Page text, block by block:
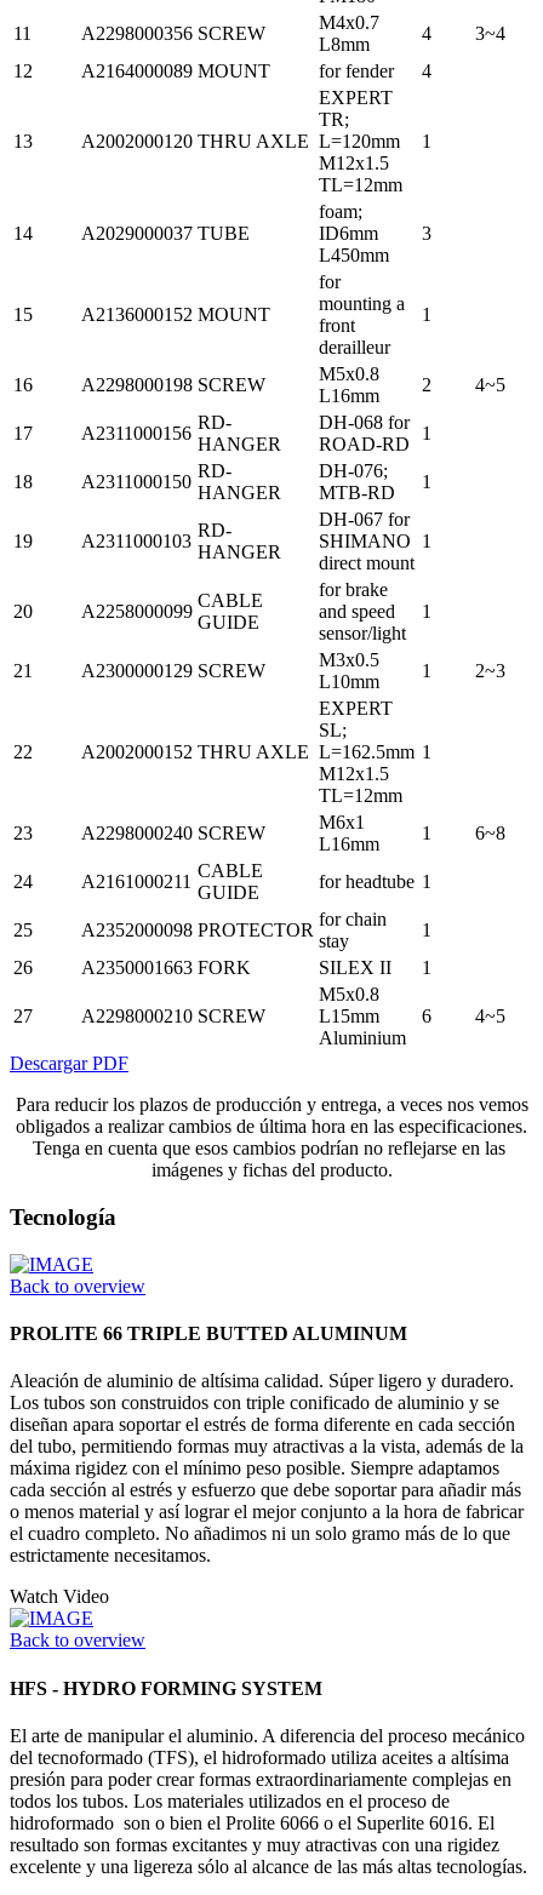
11
A2298000356 SCREW
M4x0.7
L8mm
4
3~4
12
A2164000089 MOUNT for fender 4
13 A2002000120 THRU AXLE
EXPERT
TR;
L=120mm
M12x1.5
TL=12mm
1
14 A2029000037 TUBE
foam;
ID6mm
L450mm
3
15 A2136000152 MOUNT
for
mounting a
front
derailleur
1
16 A2298000198 SCREW
M5x0.8
L16mm
2 4~5
17 A2311000156
RD-
HANGER
DH-068 for
ROAD-RD
1
18 A2311000150
RD-
HANGER
DH-076;
MTB-RD
1
19 A2311000103
RD-
HANGER
DH-067 for
SHIMANO
direct mount
1
20 A2258000099
CABLE
GUIDE
for brake
and speed
sensor/light
1
21 A2300000129 SCREW
M3x0.5
L10mm
1 2~3
22 A2002000152 THRU AXLE
EXPERT
SL;
L=162.5mm
M12x1.5
TL=12mm
1
23 A2298000240 SCREW
M6x1
L16mm
1 6~8
24 A2161000211
CABLE
GUIDE
for headtube 1
25 A2352000098 PROTECTOR
for chain
stay
1
26
A2350001663 FORK SILEX II 1
27 A2298000210 SCREW
M5x0.8
L15mm
Aluminium
6 4~5
Descargar PDF
Para reducir los plazos de producción y entrega, a veces nos vemos
obligados a realizar cambios de última hora en las especificaciones.
Tenga en cuenta que esos cambios podrían no reflejarse en las
imágenes y fichas del producto.
Tecnología
Back to overview
PROLITE 66 TRIPLE BUTTED ALUMINUM
Aleación de aluminio de altísima calidad. Súper ligero y duradero.
Los tubos son construidos con triple conificado de aluminio y se
diseñan apara soportar el estrés de forma diferente en cada sección
del tubo, permitiendo formas muy atractivas a la vista, además de la
máxima rigidez con el mínimo peso posible. Siempre adaptamos
cada sección al estrés y esfuerzo que debe soportar para añadir más
o menos material y así lograr el mejor conjunto a la hora de fabricar
el cuadro completo. No añadimos ni un solo gramo más de lo que
estrictamente necesitamos.
Watch Video
Back to overview
HFS - HYDRO FORMING SYSTEM
El arte de manipular el aluminio. A diferencia del proceso mecánico
del tecnoformado (TFS), el hidroformado utiliza aceites a altísima
presión para poder crear formas extraordinariamente complejas en
todos los tubos. Los materiales utilizados en el proceso de
hidroformado son o bien el Prolite 6066 o el Superlite 6016. El
resultado son formas excitantes y muy atractivas con una rigidez
excelente y una ligereza sólo al alcance de las más altas tecnologías.